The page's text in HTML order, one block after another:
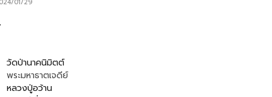
วัดป่านาคนิมิตต์
พระมหาธาตเจดีย์
หลวงปู่อว้าน